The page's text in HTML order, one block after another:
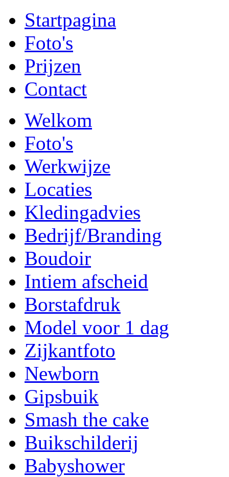
Startpagina
Foto's
Prijzen
Contact
Welkom
Foto's
Werkwijze
Locaties
Kledingadvies
Bedrijf/Branding
Boudoir
Intiem afscheid
Borstafdruk
Model voor 1 dag
Zijkantfoto
Newborn
Gipsbuik
Smash the cake
Buikschilderij
Babyshower